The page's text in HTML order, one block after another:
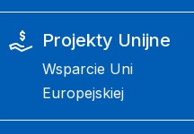
Projekty Unijne
Wsparcie Uni
Europejskiej